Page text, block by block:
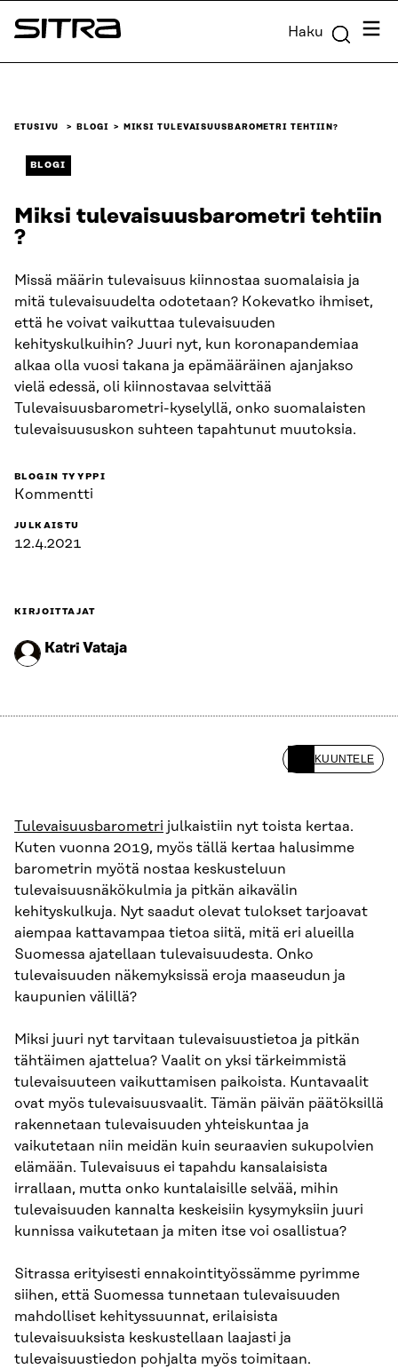
Siirry
suoraan
Sitra Haku
ETUSIVU BLOGI MIKSI TULEVAISUUSBAROMETRI TEHTIIN?
BLOGI
Miksi tulevaisuusbarometri tehtiin
?
Missä määrin tulevaisuus kiinnostaa suomalaisia ja
mitä tulevaisuudelta odotetaan? Kokevatko ihmiset,
että he voivat vaikuttaa tulevaisuuden
kehityskulkuihin? Juuri nyt, kun koronapandemiaa
alkaa olla vuosi takana ja epämääräinen ajanjakso
vielä edessä, oli kiinnostavaa selvittää
Tulevaisuusbarometri-kyselyllä, onko suomalaisten
tulevaisuususkon suhteen tapahtunut muutoksia.
BLOGIN TYYPPI
Kommentti
JULKAISTU
12.4.2021
KIRJOITTAJAT
Katri Vataja
KUUNTELE
Tulevaisuusbarometri julkaistiin nyt toista kertaa.
Kuten vuonna 2019, myös tällä kertaa halusimme
barometrin myötä nostaa keskusteluun
tulevaisuusnäkökulmia ja pitkän aikavälin
kehityskulkuja. Nyt saadut olevat tulokset tarjoavat
aiempaa kattavampaa tietoa siitä, mitä eri alueilla
Suomessa ajatellaan tulevaisuudesta. Onko
tulevaisuuden näkemyksissä eroja maaseudun ja
kaupunien välillä?
Miksi juuri nyt tarvitaan tulevaisuustietoa ja pitkän
tähtäimen ajattelua? Vaalit on yksi tärkeimmistä
tulevaisuuteen vaikuttamisen paikoista. Kuntavaalit
ovat myös tulevaisuusvaalit. Tämän päivän päätöksillä
rakennetaan tulevaisuuden yhteiskuntaa ja
vaikutetaan niin meidän kuin seuraavien sukupolvien
elämään. Tulevaisuus ei tapahdu kansalaisista
irrallaan, mutta onko kuntalaisille selvää, mihin
tulevaisuuden kannalta keskeisiin kysymyksiin juuri
kunnissa vaikutetaan ja miten itse voi osallistua?
Sitrassa erityisesti ennakointityössämme pyrimme
siihen, että Suomessa tunnetaan tulevaisuuden
mahdolliset kehityssuunnat, erilaisista
tulevaisuuksista keskustellaan laajasti ja
tulevaisuustiedon pohjalta myös toimitaan.